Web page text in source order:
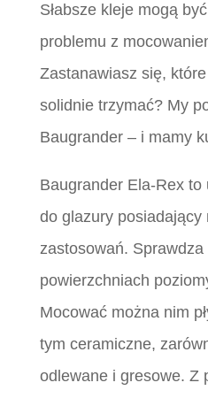
Słabsze kleje mogą
problemu z
Zastanawiasz się,
solidnie trzymać? My
Baugrander – i mamy
Baugrander Ela-Rex to
do glazury posiadający
zastosowań.
powierzchniach
Mocować można nim
tym ceramiczne,
odlewane i gresowe. Z